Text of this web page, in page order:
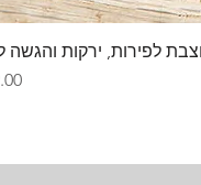
לפירות, ירקות והגשה